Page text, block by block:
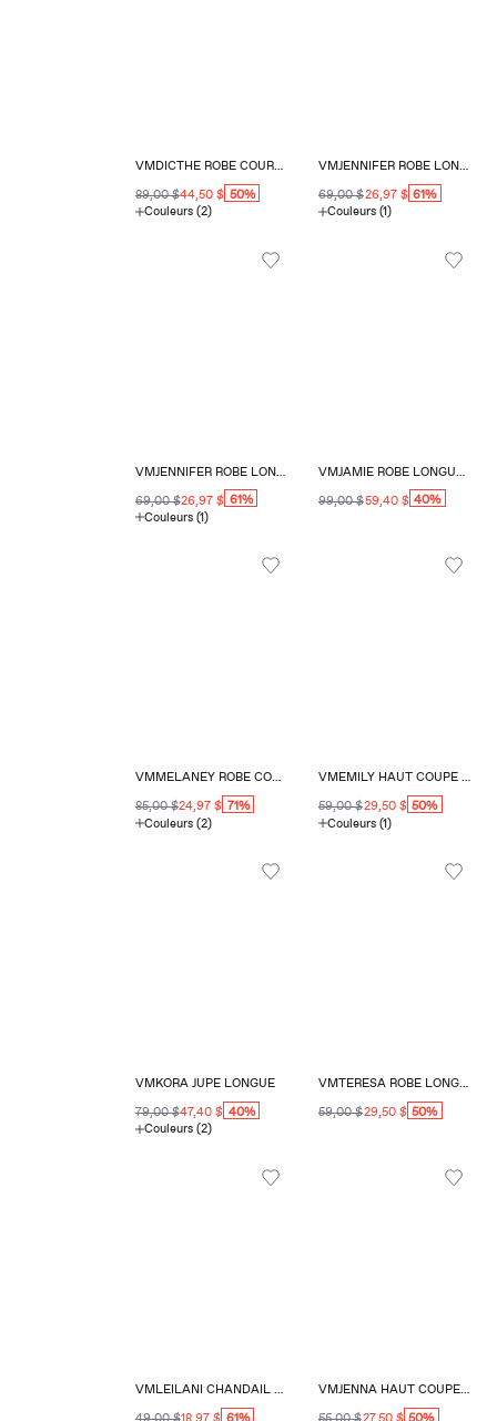
VMDICTHE ROBE COURTE COUPE RÉGULIÈRE COL EN V
89,00 $44,50 $ 50%
Couleurs (2)
69,00 $26,97 $ 61%
Couleurs (1)
69,00 $26,97 $ 61%
Couleurs (1)
99,00 $59,40 $ 40%
VMMELANEY ROBE COURTE COUPE RÉGULIÈRE COL EN V
85,00 $24,97 $ 71%
Couleurs (2)
VMEMILY HAUT COUPE RÉGULIÈRE COL EN V
59,00 $29,50 $ 50%
Couleurs (1)
VMKORA JUPE LONGUE
79,00 $47,40 $ 40%
Couleurs (2)
VMTERESA ROBE LONGUE COUPE RÉGULIÈRE COL ROND
59,00 $29,50 $ 50%
49,00 $18,97 $ 61%
VMJENNA HAUT COUPE RÉGULIÈRE COL CARRÉ
55,00 $27,50 $ 50%